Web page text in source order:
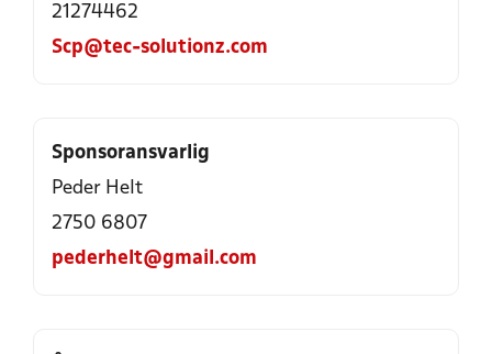
21274462
Scp@tec-solutionz.com
Sponsoransvarlig
Peder Helt
2750 6807
pederhelt@gmail.com